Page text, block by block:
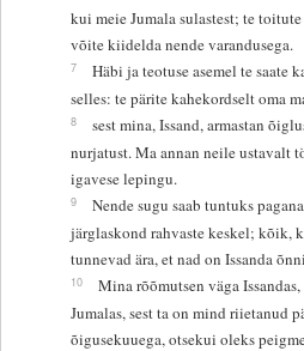
kui meie Jumala sulastest; te
võite kiidelda nende varandusega.
7
Häbi ja teotuse asemel te saate
selles: te pärite kahekordselt oma
8
sest mina, Issand, armastan
nurjatust. Ma annan neile ustavalt
igavese lepingu.
9
Nende sugu saab tuntuks
järglaskond rahvaste keskel; kõik,
tunnevad ära, et nad on Issanda
10
Mina rõõmutsen väga
Jumalas, sest ta on mind riietanud
õigusekuuega, otsekui oleks